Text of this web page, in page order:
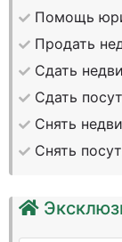
Помощь
Продать
Сдать
Сдать
Снять
Снять